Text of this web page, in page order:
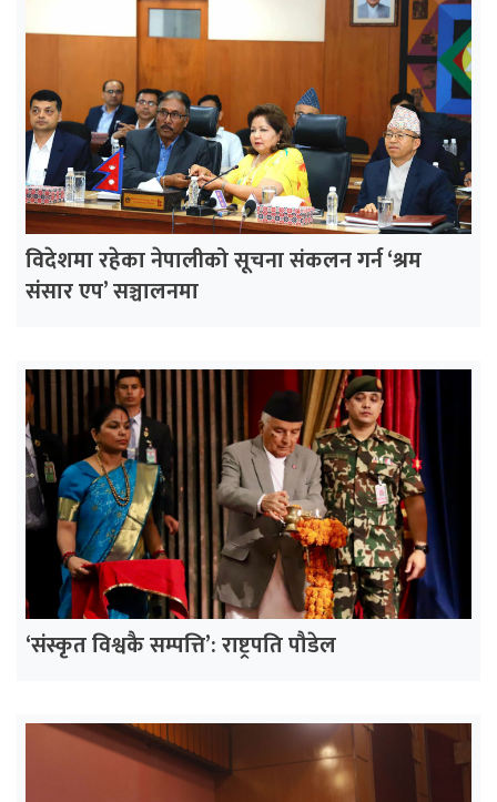
विदेशमा रहेका नेपालीको सूचना संकलन गर्न ‘श्रम
संसार एप’ सञ्चालनमा
‘संस्कृत विश्वकै सम्पत्ति’: राष्ट्रपति पौडेल